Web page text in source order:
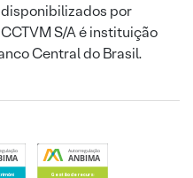
por
S/A é instituição
Central do Brasil.